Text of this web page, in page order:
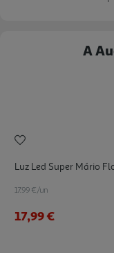
A
Luz Led Super Mário
17.99 €/un
17,99 €